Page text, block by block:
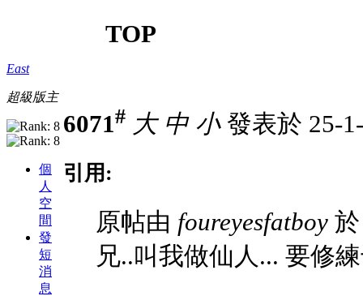
TOP
East
超級版主
個
人
空
間
發
短
消
息
6071# 大 中 小發表於 25-
引用:
原帖由 foureyesfatboy
兄..叫我做仙人... 要修